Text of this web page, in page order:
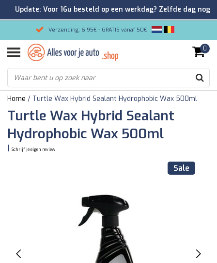
Verzending: 6,95€ - GRATIS vanaf 50€
Gemakkelijk bestellen/Veilig betalen
9.2/10 Klantenrating via Kiyoh!
0
Home / Turtle Wax Hybrid Sealant Hydrophobic Wax 500ml
Turtle Wax Hybrid Sealant
Hydrophobic Wax 500ml
Schrijf je eigen review
Sale
Update: Voor 16u besteld op een werkdag? Zelfde dag nog
verzonden!